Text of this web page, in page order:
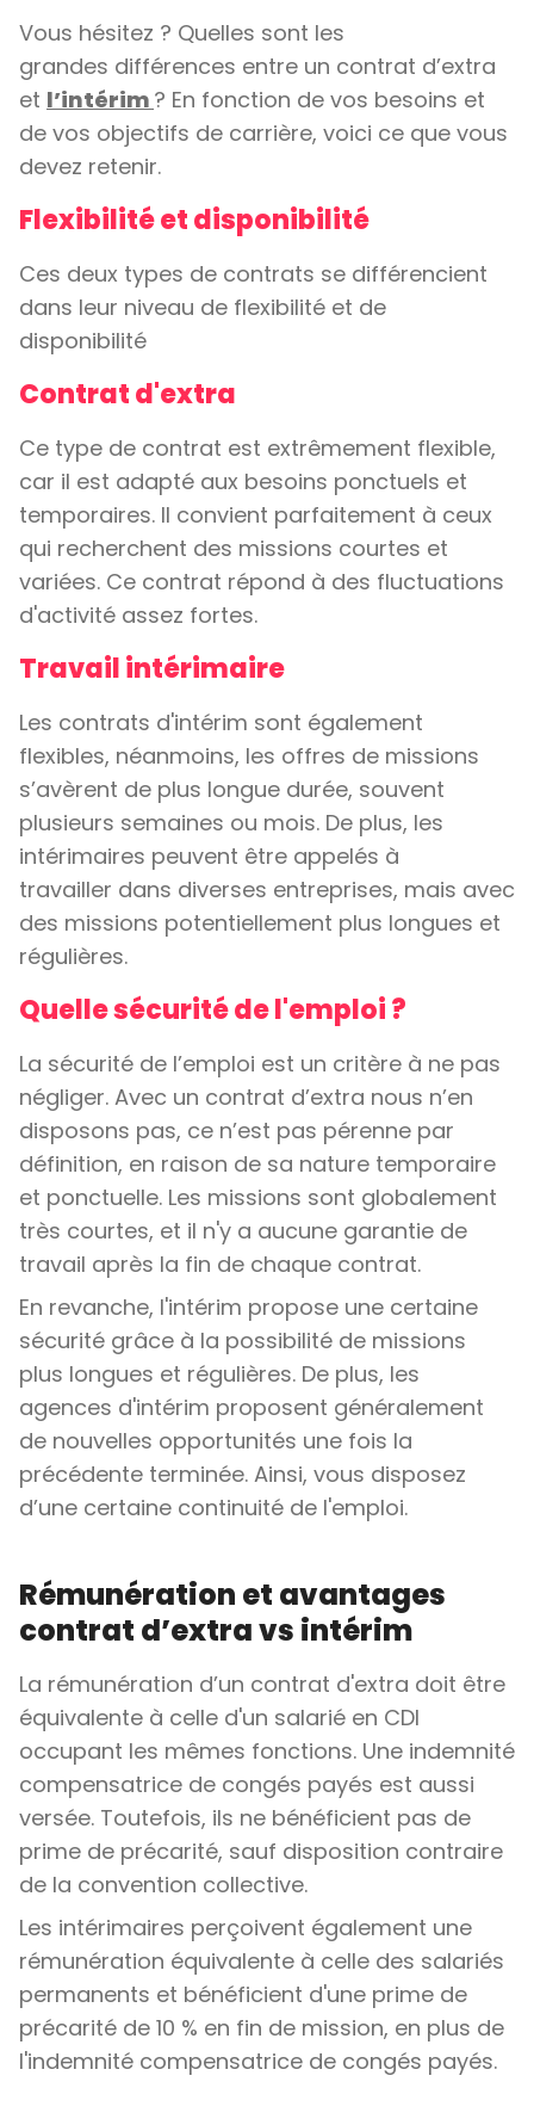
Vous hésitez ? Quelles sont les
grandes différences entre un contrat d’extra
et l’intérim ? En fonction de vos besoins et
de vos objectifs de carrière, voici ce que vous
devez retenir.
Flexibilité et disponibilité
Ces deux types de contrats se différencient
dans leur niveau de flexibilité et de
disponibilité
Contrat d'extra
Ce type de contrat est extrêmement flexible,
car il est adapté aux besoins ponctuels et
temporaires. Il convient parfaitement à ceux
qui recherchent des missions courtes et
variées. Ce contrat répond à des fluctuations
d'activité assez fortes.
Travail intérimaire
Les contrats d'intérim sont également
flexibles, néanmoins, les offres de missions
s’avèrent de plus longue durée, souvent
plusieurs semaines ou mois. De plus, les
intérimaires peuvent être appelés à
travailler dans diverses entreprises, mais avec
des missions potentiellement plus longues et
régulières.
Quelle sécurité de l'emploi ?
La sécurité de l’emploi est un critère à ne pas
négliger. Avec un contrat d’extra nous n’en
disposons pas, ce n’est pas pérenne par
définition, en raison de sa nature temporaire
et ponctuelle. Les missions sont globalement
très courtes, et il n'y a aucune garantie de
travail après la fin de chaque contrat.
En revanche, l'intérim propose une certaine
sécurité grâce à la possibilité de missions
plus longues et régulières. De plus, les
agences d'intérim proposent généralement
de nouvelles opportunités une fois la
précédente terminée. Ainsi, vous disposez
d’une certaine continuité de l'emploi.
Rémunération et avantages
contrat d’extra vs intérim
La rémunération d’un contrat d'extra doit être
équivalente à celle d'un salarié en CDI
occupant les mêmes fonctions. Une indemnité
compensatrice de congés payés est aussi
versée. Toutefois, ils ne bénéficient pas de
prime de précarité, sauf disposition contraire
de la convention collective.
Les intérimaires perçoivent également une
rémunération équivalente à celle des salariés
permanents et bénéficient d'une prime de
précarité de 10 % en fin de mission, en plus de
l'indemnité compensatrice de congés payés.